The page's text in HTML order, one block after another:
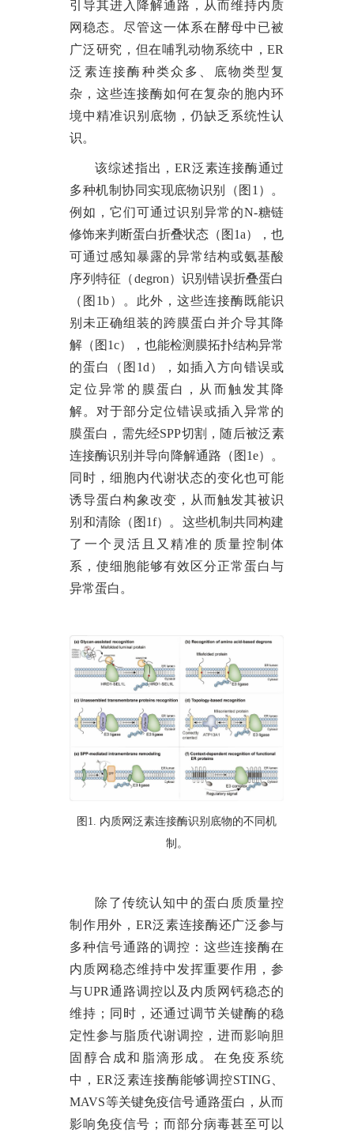
引导其进入降解通路，从而维持内质
网稳态。尽管这一体系在酵母中已被
广泛研究，但在哺乳动物系统中，ER
泛素连接酶种类众多、底物类型复
杂，这些连接酶如何在复杂的胞内环
境中精准识别底物，仍缺乏系统性认
识。
该综述指出，ER泛素连接酶通过
多种机制协同实现底物识别（图1） 。
例如，它们可通过识别异常的N-糖链
修饰来判断蛋白折叠状态（图1a）
，也
可通过感知暴露的异常结构或氨基酸
序列特征（degron）识别错误折叠蛋白
（图1b） 。此外，这些连接酶既能识
别未正确组装的跨膜蛋白并介导其降
解（图 1c） ，也能检测膜拓扑结构异常
的蛋白（图 1d）
，如插入方向错误或
定位异常的膜蛋白，从而触发其降
解。对于部分定位错误或插入异常的
膜蛋白， 需先经SPP切割，随后被泛素
连接酶识别并导向降解通路（图1e） 。
同时，细胞内代谢状态的变化也可能
诱导蛋白构象改变，从而触发其被识
别和清除（图 1f） 。这些机制共同构建
了一个灵活且又精准的质量控制体
系，使细胞能够有效区分正常蛋白与
异常蛋白。
图 1. 内质网泛素连接酶识别底物的不同机
制。
除了传统认知中的蛋白质质量控
制作用外， ER泛素连接酶还广泛参与
多种信号通路的调控：这些连接酶在
内质网稳态维持中发挥重要作用，参
与UPR通路调控以及内质网钙稳态的
维持；同时，还通过调节关键酶的稳
定性参与脂质代谢调控，进而影响胆
固醇合成和脂滴形成。在免疫系统
中，ER泛素连接酶能够调控STING、
MAVS等关键免疫信号通路蛋白，从而
影响免疫信号；而部分病毒甚至可以